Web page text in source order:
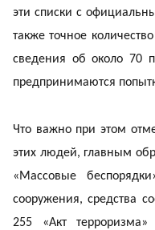
эти списки с
также точное
сведения об около 70
предпринимаются
Что важно при этом
этих людей, главным
«Массовые
сооружения, средства
255 «Акт терроризма»